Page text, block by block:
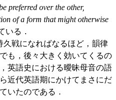
preferred over the other,
of a form that might otherwise
いる．
戦になればなるほど，韻律
も，後々大きく効いてくるの
英語史における曖昧母音の語
近代英語期にかけてまさにだ
いたのである．